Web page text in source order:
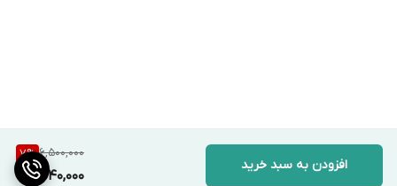
6,500,000
7%
6,040,000
افزودن به سبد خرید